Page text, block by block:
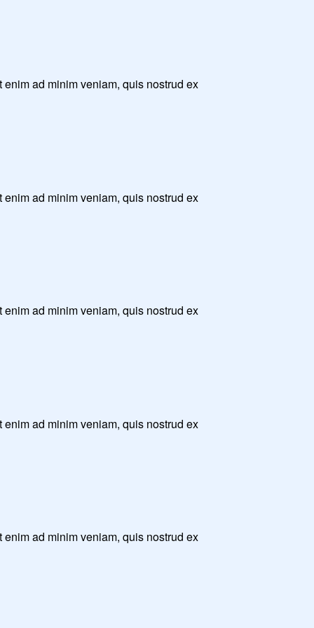
ad minim veniam, quis nostrud ex
ad minim veniam, quis nostrud ex
ad minim veniam, quis nostrud ex
ad minim veniam, quis nostrud ex
ad minim veniam, quis nostrud ex